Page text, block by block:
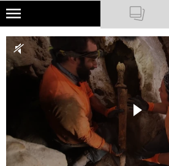
Skip
main
content
NATIONAL GEOGRAPHIC
TRAVELER
PODCASTY
Newsletter